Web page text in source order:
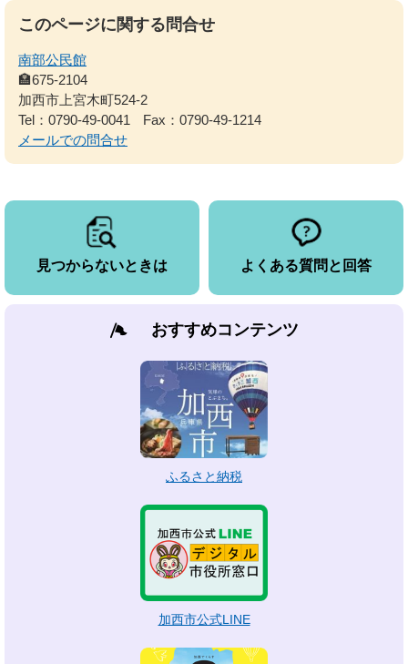
このページに関する問合せ
南部公民館
🏣675-2104
加西市上宮木町524-2
Tel：0790-49-0041
Fax：0790-49-1214
メールでの問合せ
見つからないときは よくある質問と回答
おすすめコンテンツ
ふるさと納税
加西市公式LINE